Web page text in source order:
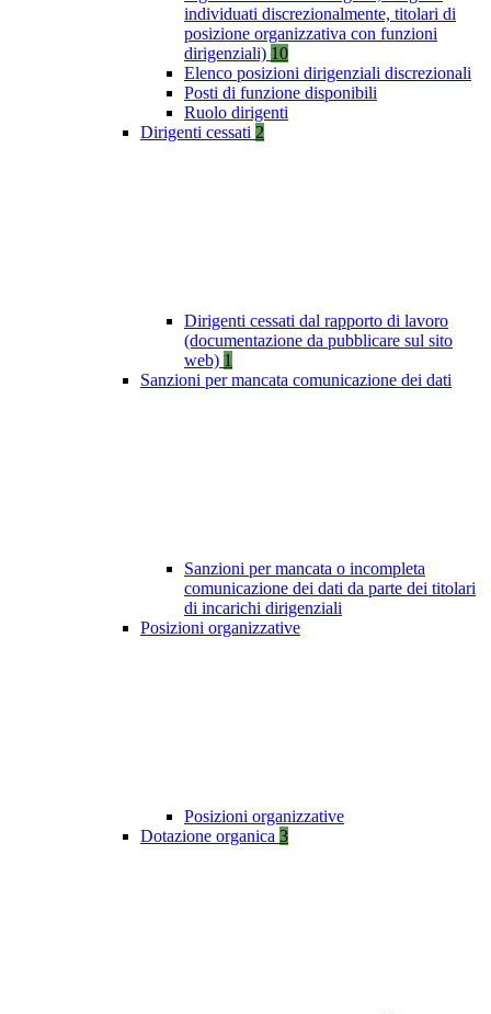
individuati discrezionalmente, titolari di
posizione organizzativa con funzioni
dirigenziali) 10
Elenco posizioni dirigenziali discrezionali
Posti di funzione disponibili
Ruolo dirigenti
Dirigenti cessati 2
Dirigenti cessati dal rapporto di lavoro
(documentazione da pubblicare sul sito
web) 1
Sanzioni per mancata comunicazione dei dati
Sanzioni per mancata o incompleta
comunicazione dei dati da parte dei titolari
di incarichi dirigenziali
Posizioni organizzative
Posizioni organizzative
Dotazione organica 3